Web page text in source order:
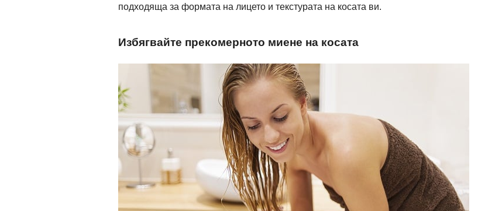
подходяща за формата на лицето и текстурата на косата ви.
Избягвайте прекомерното миене на косата